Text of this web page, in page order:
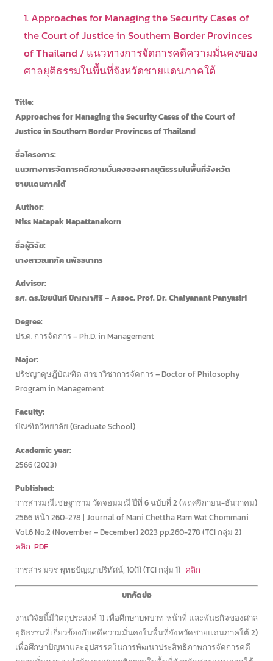
1. Approaches for Managing the Security Cases of
the Court of Justice in Southern Border Provinces
of Thailand / แนวทางการจัดการคดีความมั่นคงของ
ศาลยุติธรรมในพื้นที่จังหวัดชายแดนภาคใต้
Title:
Approaches for Managing the Security Cases of the Court of
Justice in Southern Border Provinces of Thailand
ชื่อโครงการ:
แนวทางการจัดการคดีความมั่นคงของศาลยุติธรรมในพื้นที่จังหวัด
ชายแดนภาคใต้
Author:
Miss Natapak Napattanakorn
ชื่อผู้วิจัย:
นางสาวณทภัค นพัธธนากร
Advisor:
รศ. ดร.ไชยนันท์ ปัญญาศิริ – Assoc. Prof. Dr. Chaiyanant Panyasiri
Degree:
ปร.ด. การจัดการ – Ph.D. in Management
Major:
ปรัชญาดุษฎีบัณฑิต สาขาวิชาการจัดการ – Doctor of Philosophy
Program in Management
Faculty:
บัณฑิตวิทยาลัย (Graduate School)
Academic year:
2566 (2023)
Published:
วารสารมณีเชษฐาราม วัดจอมมณี ปีที่ 6 ฉบับที่ 2 (พฤศจิกายน-ธันวาคม)
2566 หน้า 260-278 | Journal of Mani Chettha Ram Wat Chommani
Vol.6 No.2 (November – December) 2023 pp.260-278 (TCI กลุ่ม 2)
คลิก PDF
วารสาร มจร พุทธปัญญาปริทัศน์, 10(1) (TCI กลุ่ม 1) คลิก
บทคัดย่อ
งานวิจัยนี้มีวัตถุประสงค์ 1) เพื่อศึกษาบทบาท หน้าที่ และพันธกิจของศาล
ยุติธรรมที่เกี่ยวข้องกับคดีความมั่นคงในพื้นที่จังหวัดชายแดนภาคใต้ 2)
เพื่อศึกษาปัญหาและอุปสรรคในการพัฒนาประสิทธิภาพการจัดการคดี